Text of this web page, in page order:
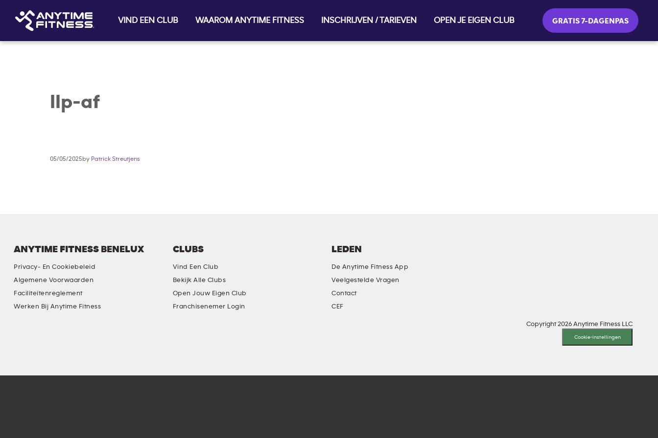
VIND EEN CLUB WAAROM ANYTIME FITNESS INSCHRIJVEN / TARIEVEN OPEN JE EIGEN CLUB GRATIS 7-DAGENPAS
llp-af
05/05/2025by Patrick Streutjens
ANYTIME FITNESS BENELUX
Privacy- En Cookiebeleid
Algemene Voorwaarden
Faciliteitenreglement
Werken Bij Anytime Fitness
CLUBS
Vind Een Club
Bekijk Alle Clubs
Open Jouw Eigen Club
Franchisenemer Login
LEDEN
De Anytime Fitness App
Veelgestelde Vragen
Contact
CEF
Copyright 2026 Anytime Fitness LLC
Cookie-instellingen